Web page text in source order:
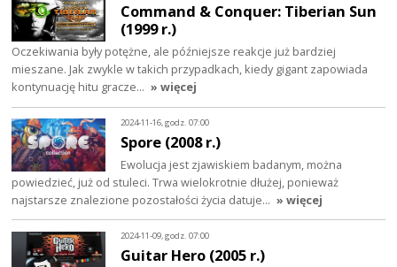
Command & Conquer: Tiberian Sun
(1999 r.)
Oczekiwania były potężne, ale późniejsze reakcje już bardziej
mieszane. Jak zwykle w takich przypadkach, kiedy gigant zapowiada
kontynuację hitu gracze… » więcej
2024-11-16, godz. 07:00
Spore (2008 r.)
Ewolucja jest zjawiskiem badanym, można
powiedzieć, już od stuleci. Trwa wielokrotnie dłużej, ponieważ
najstarsze znalezione pozostałości życia datuje… » więcej
2024-11-09, godz. 07:00
Guitar Hero (2005 r.)